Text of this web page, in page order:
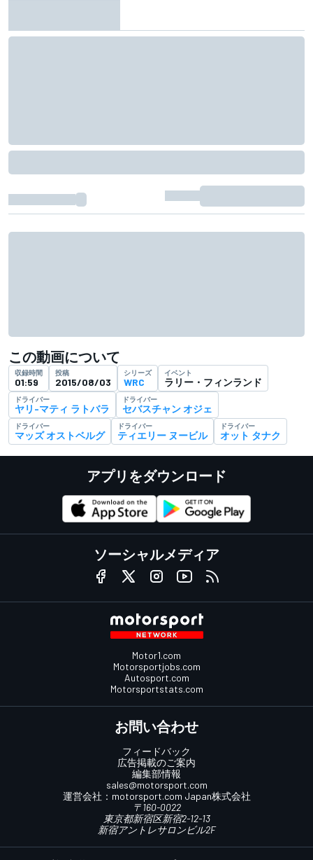
この動画について
収録時間
01:59
投稿
2015/08/03
シリーズ
WRC
イベント
ラリー・フィンランド
ドライバー
ヤリ-マティ ラトバラ
ドライバー
セバスチャン オジェ
ドライバー
マッズ オストベルグ
ドライバー
ティエリー ヌービル
ドライバー
オット タナク
アプリをダウンロード
ソーシャルメディア
Motor1.com
Motorsportjobs.com
Autosport.com
Motorsportstats.com
お問い合わせ
フィードバック
広告掲載のご案内
編集部情報
sales@motorsport.com
運営会社： motorsport.com Japan株式会社
〒160-0022
東京都新宿区新宿2-12-13
新宿アントレサロンビル2F